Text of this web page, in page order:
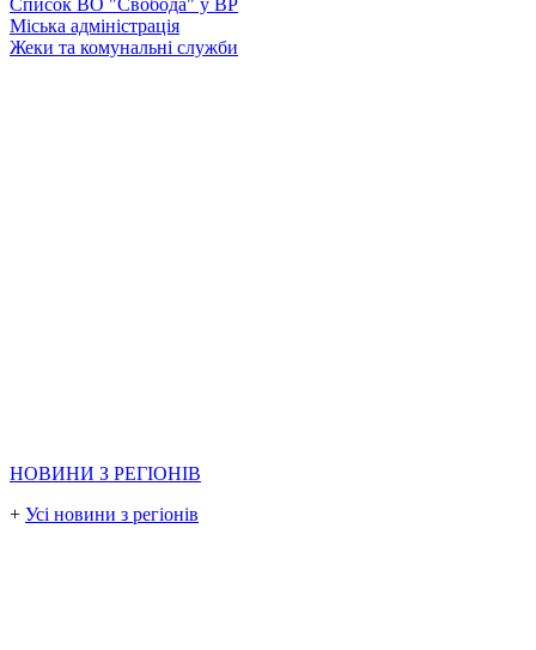
Список ВО "Свобода" у ВР
Міська адміністрація
Жеки та комунальні служби
НОВИНИ З РЕГІОНІВ
+ Усі новини з регіонів